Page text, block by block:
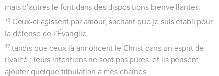
mais d’autres le font dans des dispositions bienveillantes.
16 Ceux-ci agissent par amour, sachant que je suis établi pour
la défense de l’Évangile,
17 tandis que ceux-là annoncent le Christ dans un esprit de
rivalité ; leurs intentions ne sont pas pures, et ils pensent
ajouter quelque tribulation à mes chaînes.